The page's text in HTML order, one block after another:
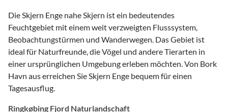
Die Skjern Enge nahe Skjern ist ein bedeutendes
Feuchtgebiet mit einem weit verzweigten Flusssystem,
Beobachtungstürmen und Wanderwegen. Das Gebiet ist
ideal für Naturfreunde, die Vögel und andere Tierarten in
einer ursprünglichen Umgebung erleben möchten. Von Bork
Havn aus erreichen Sie Skjern Enge bequem für einen
Tagesausflug.
Ringkøbing Fjord Naturlandschaft